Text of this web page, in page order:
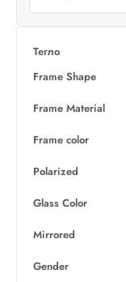
Тегло
Frame Shape
Frame Material
Frame color
Polarized
Glass Color
Mirrored
Gender